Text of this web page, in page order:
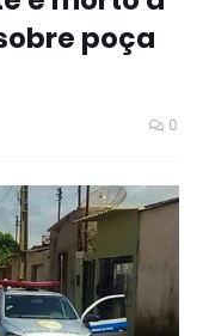
poça
0